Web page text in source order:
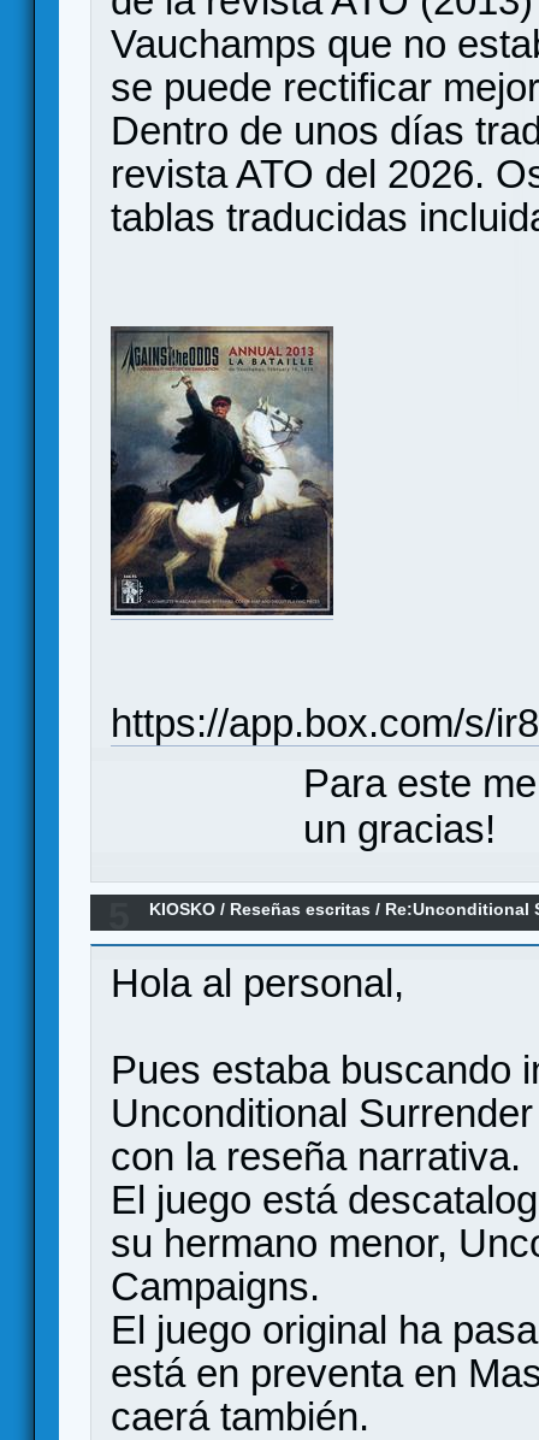
Vauchamps que no
se puede rectificar
Dentro de unos días
revista ATO del 2026.
tablas traducidas
https://app.box.com/s/
Para este
un gracias!
KIOSKO / Reseñas escritas / Re:Unconditional
Hola al personal,
Pues estaba buscando
Unconditional
con la reseña narrativa.
El juego está
su hermano menor,
Campaigns.
El juego original ha
está en preventa en
caerá también.